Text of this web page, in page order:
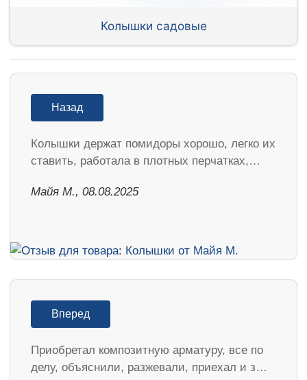
Колышки садовые
Назад
Колышки держат помидоры хорошо, легко их
ставить, работала в плотных перчатках,…
Майя М., 08.08.2025
Вперед
Приобретал композитную арматуру, все по
делу, объяснили, разжевали, приехал и з…